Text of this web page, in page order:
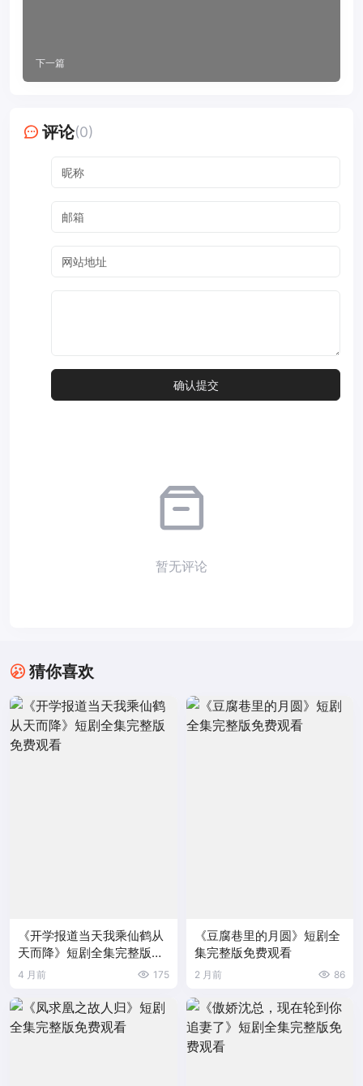
下一篇
评论(0)
暂无评论
猜你喜欢
《开学报道当天我乘仙鹤从
天而降》短剧全集完整版免
费观看
4 月前 175
《豆腐巷里的月圆》短剧全
集完整版免费观看
2 月前 86